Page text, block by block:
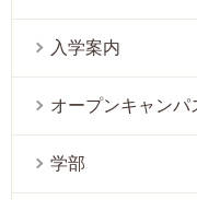
入学案内
オープンキャンパ
学部